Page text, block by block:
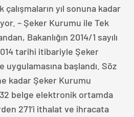
yıl sonuna kadar
– Şeker Kurumu ile Tek
Bakanlığın 2014/1 sayılı
tarihi itibariyle Şeker
başlandı. Söz
kadar Şeker Kurumu
belge elektronik ortamda
271’i ithalat ve ihracata